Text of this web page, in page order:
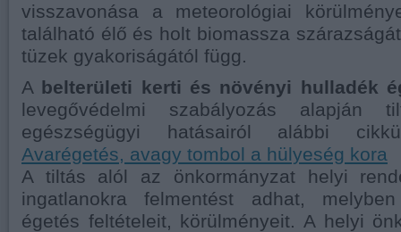
visszavonása a meteorológiai
található élő és holt biomassza
tüzek gyakoriságától függ.
A belterületi kerti és növényi hulladék
levegővédelmi szabályozás alapján
egészségügyi hatásairól alábbi
Avarégetés, avagy tombol a hülyeség kora
A tiltás alól az önkormányzat helyi
ingatlanokra felmentést adhat,
égetés feltételeit, körülményeit. A helyi